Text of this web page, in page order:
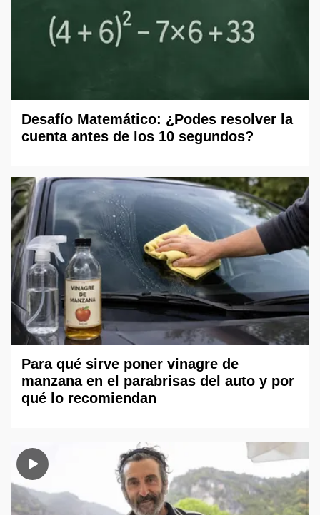
Desafío Matemático: ¿Podes resolver la
cuenta antes de los 10 segundos?
Para qué sirve poner vinagre de
manzana en el parabrisas del auto y por
qué lo recomiendan